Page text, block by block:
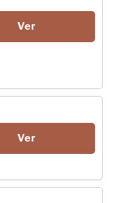
Ver
Ver